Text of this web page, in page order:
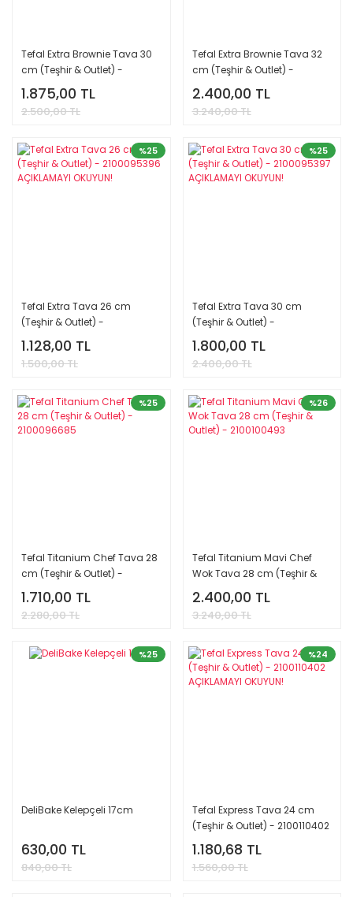
Tefal Extra Brownie Tava 30
cm (Teşhir & Outlet) -
2100092649 AÇIKLAMAYI
OKUYUN!
1.875,00 TL
2.500,00 TL
Tefal Extra Brownie Tava 32
cm (Teşhir & Outlet) -
2100092650 AÇIKLAMAYI
OKUYUN!
2.400,00 TL
3.240,00 TL
%25
Tefal Extra Tava 26 cm
(Teşhir & Outlet) -
2100095396 AÇIKLAMAYI
OKUYUN!
1.128,00 TL
1.500,00 TL
%25
Tefal Extra Tava 30 cm
(Teşhir & Outlet) -
2100095397 AÇIKLAMAYI
OKUYUN!
1.800,00 TL
2.400,00 TL
%25
Tefal Titanium Chef Tava 28
cm (Teşhir & Outlet) -
2100096685
1.710,00 TL
2.280,00 TL
%26
Tefal Titanium Mavi Chef
Wok Tava 28 cm (Teşhir &
Outlet) - 2100100493
2.400,00 TL
3.240,00 TL
%25
DeliBake Kelepçeli 17cm
630,00 TL
840,00 TL
%24
Tefal Express Tava 24 cm
(Teşhir & Outlet) - 2100110402
AÇIKLAMAYI OKUYUN!
1.180,68 TL
1.560,00 TL